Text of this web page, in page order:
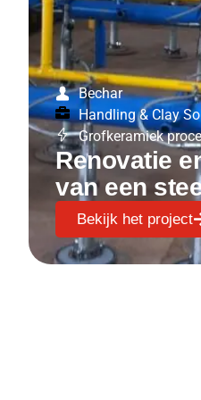
Bechar
Handling & Clay
Grofkeramiek
Renovatie
van een
Bekijk het project